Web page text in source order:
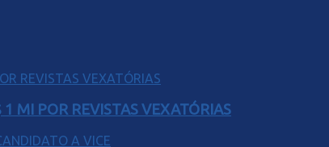
MI POR REVISTAS VEXATÓRIAS